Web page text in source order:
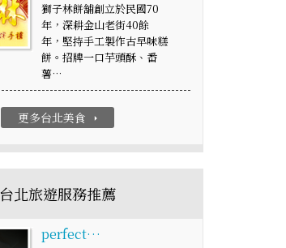
獅子林餅舖創立於民國70
年，深耕金山老街40餘
年，堅持手工製作古早味糕
餅。招牌一口芋頭酥、番
薯…
更多台北美食 arrow_right
台北旅遊服務推薦
perfect…